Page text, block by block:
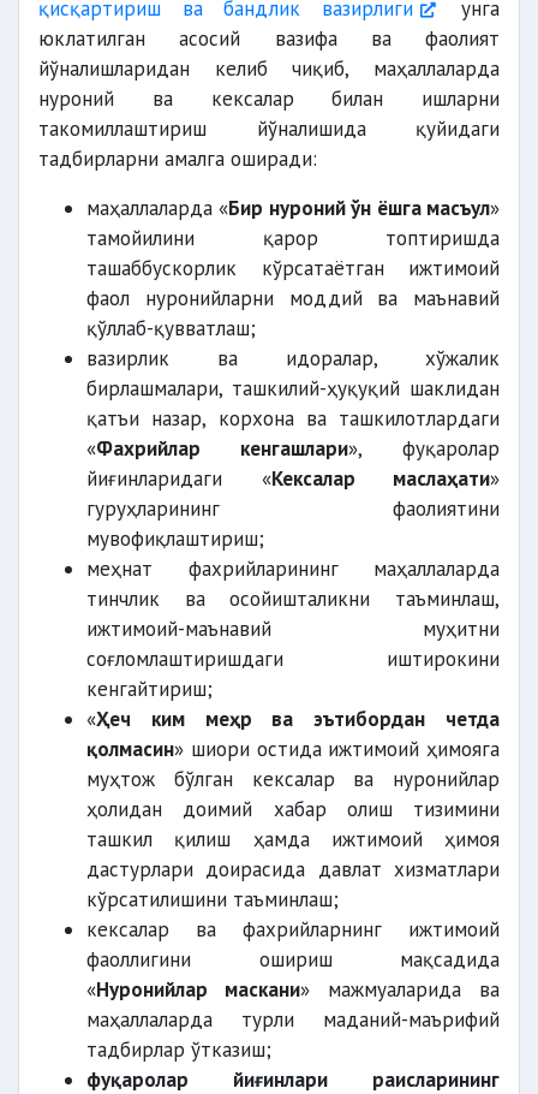
қисқартириш ва бандлик вазирлиги
унга
юклатилган асосий вазифа ва фаолият
йўналишларидан келиб чиқиб, маҳаллаларда
нуроний ва кексалар билан ишларни
такомиллаштириш йўналишида қуйидаги
тадбирларни амалга оширади:
маҳаллаларда «Бир нуроний ўн ёшга масъул»
тамойилини қарор топтиришда
ташаббускорлик кўрсатаётган ижтимоий
фаол нуронийларни моддий ва маънавий
қўллаб-қувватлаш;
вазирлик ва идоралар, хўжалик
бирлашмалари, ташкилий-ҳуқуқий шаклидан
қатъи назар, корхона ва ташкилотлардаги
«Фахрийлар кенгашлари», фуқаролар
йиғинларидаги «Кексалар маслаҳати»
гуруҳларининг фаолиятини
мувофиқлаштириш;
меҳнат фахрийларининг маҳаллаларда
тинчлик ва осойишталикни таъминлаш,
ижтимоий-маънавий муҳитни
соғломлаштиришдаги иштирокини
кенгайтириш;
«Ҳеч ким меҳр ва эътибордан четда
қолмасин» шиори остида ижтимоий ҳимояга
муҳтож бўлган кексалар ва нуронийлар
ҳолидан доимий хабар олиш тизимини
ташкил қилиш ҳамда ижтимоий ҳимоя
дастурлари доирасида давлат хизматлари
кўрсатилишини таъминлаш;
кексалар ва фахрийларнинг ижтимоий
фаоллигини ошириш мақсадида
«Нуронийлар маскани» мажмуаларида ва
маҳаллаларда турли маданий-маърифий
тадбирлар ўтказиш;
фуқаролар йиғинлари раисларининг